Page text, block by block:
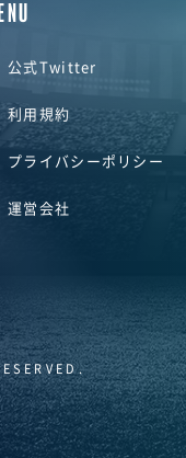
公式Twitter
利用規約
プライバシーポリシー
運営会社